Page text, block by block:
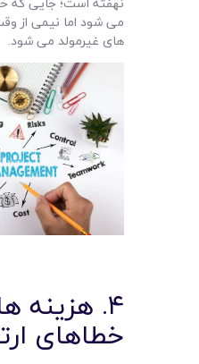
می شود اما نیمی از
های غیرمولد می شود.
۴. هزینه
خطاهای